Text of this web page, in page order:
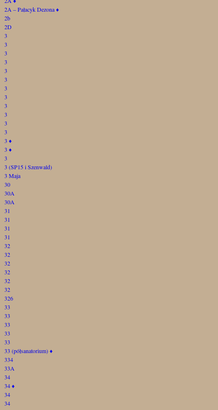
2A – Pałacyk Dezona♦
2b
2D
3
3
3
3
3
3
3
3
3
3
3
3
3 ♦
3 ♦
3
3 (SP15 i Szenwald)
3 Maja
30
30A
30A
31
31
31
31
32
32
32
32
32
32
326
33
33
33
33
33
33 (półsanatorium)♦
334
33A
34
34♦
34
34